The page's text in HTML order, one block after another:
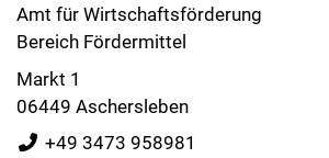
Amt für Wirtschaftsförderung
Bereich Fördermittel
Markt 1
06449 Aschersleben
+49 3473 958981